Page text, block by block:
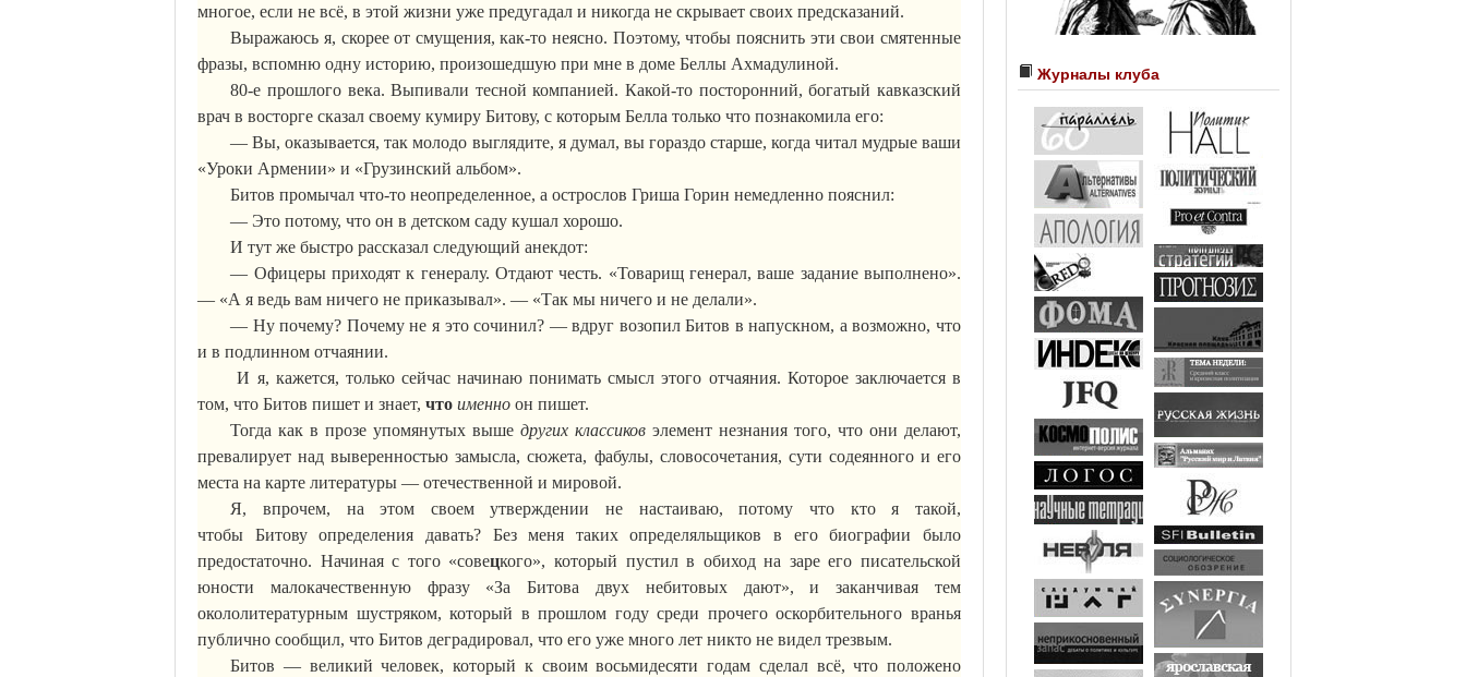
многое, если не всё, в этой жизни уже предугадал и никогда не скрывает своих предсказаний.
Выражаюсь я, скорее от смущения, как-то неясно. Поэтому, чтобы пояснить эти свои смятенные
фразы, вспомню одну историю, произошедшую при мне в доме Беллы Ахмадулиной.
80-е прошлого века. Выпивали тесной компанией. Какой-то посторонний, богатый кавказский
врач в восторге сказал своему кумиру Битову, с которым Белла только что познакомила его:
— Вы, оказывается, так молодо выглядите, я думал, вы гораздо старше, когда читал мудрые ваши
«Уроки Армении» и «Грузинский альбом».
Битов промычал что-то неопределенное, а острослов Гриша Горин немедленно пояснил:
— Это потому, что он в детском саду кушал хорошо.
И тут же быстро рассказал следующий анекдот:
— Офицеры приходят к генералу. Отдают честь. «Товарищ генерал, ваше задание выполнено».
— «А я ведь вам ничего не приказывал». — «Так мы ничего и не делали».
— Ну почему? Почему не я это сочинил? — вдруг возопил Битов в напускном, а возможно, что
и в подлинном отчаянии.
И я, кажется, только сейчас начинаю понимать смысл этого отчаяния. Которое заключается в
том, что Битов пишет и знает, что именно он пишет.
Тогда как в прозе упомянутых вышедругих классиков элемент незнания того, что они делают,
превалирует надвыверенностью замысла, сюжета, фабулы, словосочетания, сути содеянного и его
места на карте литературы — отечественной и мировой.
Я, впрочем, на этом своем утверждении не настаиваю, потому что кто я такой,
чтобы Битовуопределения давать? Без меня таких определяльщиков в его биографии было
предостаточно. Начиная с того «совецкого», который пустил в обиход на заре его писательской
юности малокачественнуюфразу «ЗаБитова двух небитовыхдают»,и заканчивая тем
окололитературным шустряком, который в прошлом году среди прочего оскорбительного вранья
публично сообщил, что Битов деградировал, что его уже много лет никто не видел трезвым.
Битов — великий человек, который к своим восьмидесяти годам сделал всё, что положено
Журналы клуба